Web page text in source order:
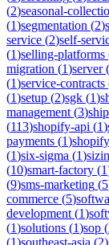
(2)seasonal-
(1)segmentation (2)
service (2)self-
(1)selling-platforms
migration (1)server(
(1)service-contracts
(1)setup (2)sgk (1)
management (3)
(113)shopify-api (1)
payments (1)
(1)six-sigma (1)
(10)smart-factory (1
(9)sms-marketing (5
commerce (5)
development (1)
(1)solutions (1)sop (
(1)southeast-asia (2)